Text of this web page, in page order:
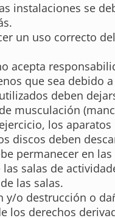
instalaciones se
un uso correcto
acepta
que sea debido
deben
musculación
los
discos deben
permanecer en
salas de
las salas.
y/o destrucción o
los derechos